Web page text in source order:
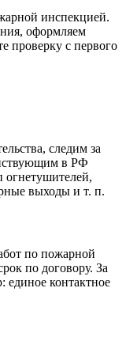
инспекцией.
оформляем
проверку с первого
следим за
в РФ
огнетушителей,
выходы и т. п.
по пожарной
по договору. За
единое контактное